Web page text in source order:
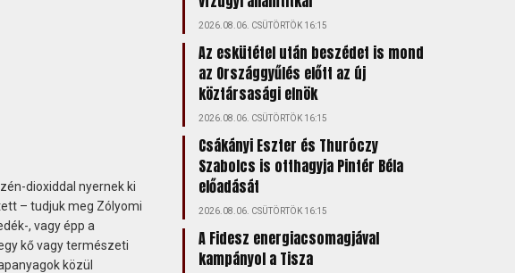
dioxiddal nyernek ki
– tudjuk meg Zólyomi
, vagy épp a
kő vagy természeti
közül
2026.08.06. CSÜTÖRTÖK 16:15
Az eskütétel után beszédet is mond
az Országgyűlés előtt az új
köztársasági elnök
2026.08.06. CSÜTÖRTÖK 16:15
Csákányi Eszter és Thuróczy
Szabolcs is otthagyja Pintér Béla
előadását
2026.08.06. CSÜTÖRTÖK 16:15
A Fidesz energiacsomagjával
kampányol a Tisza